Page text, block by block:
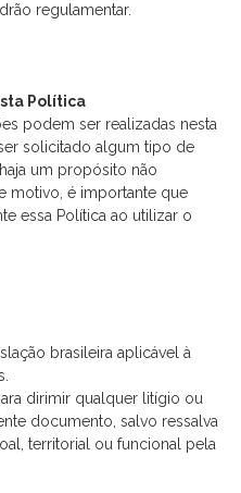
regulamentar.
Política
podem ser realizadas nesta
solicitado algum tipo de
um propósito não
motivo, é importante que
essa Política ao utilizar o
brasileira aplicável à
dirimir qualquer litígio ou
documento, salvo ressalva
territorial ou funcional pela